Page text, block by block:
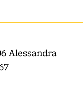
Alessandra